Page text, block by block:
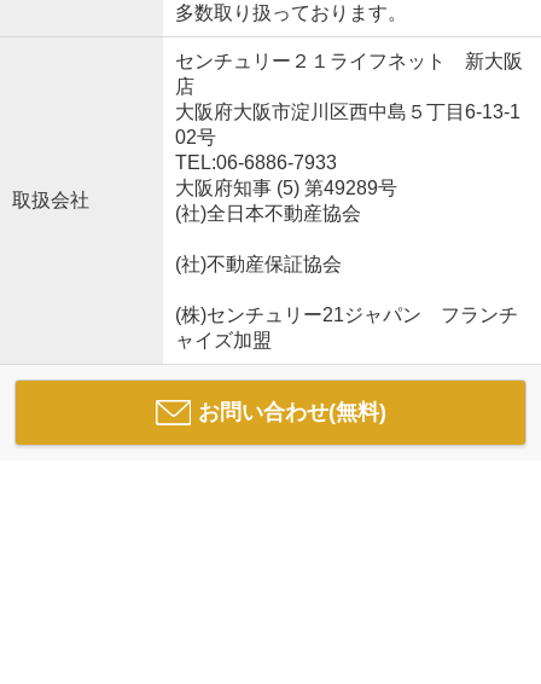
多数取り扱っております。
取扱会社
センチュリー２１ライフネット 新大阪
店
大阪府大阪市淀川区西中島５丁目6-13-1
02号
TEL:06-6886-7933
大阪府知事 (5) 第49289号
(社)全日本不動産協会
(社)不動産保証協会
(株)センチュリー21ジャパン フランチ
ャイズ加盟
お問い合わせ(無料)